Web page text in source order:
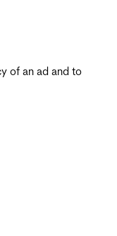
of an ad and to